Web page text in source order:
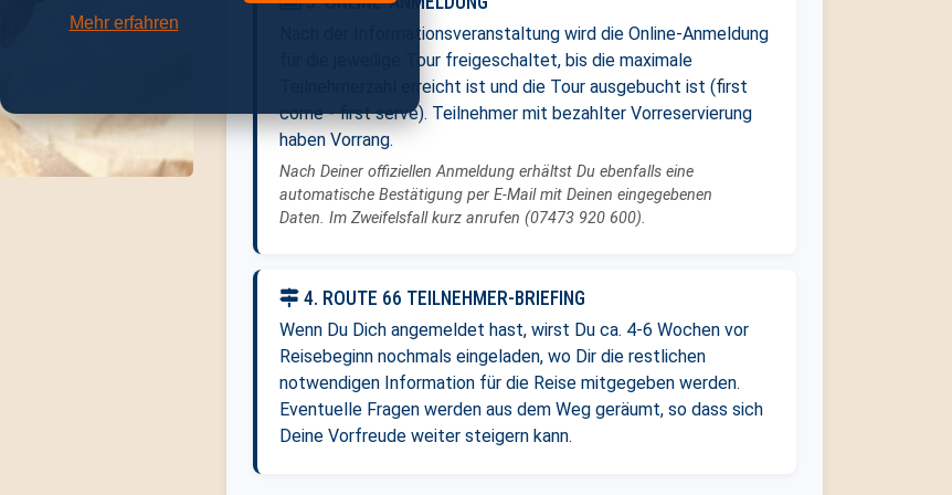
Mehr erfahren
Nach der Informationsveranstaltung wird die Online-Anmeldung
für die jeweilige Tour freigeschaltet, bis die maximale
Teilnehmerzahl erreicht ist und die Tour ausgebucht ist (first
come - first serve). Teilnehmer mit bezahlter Vorreservierung
haben Vorrang.
Nach Deiner offiziellen Anmeldung erhältst Du ebenfalls eine
automatische Bestätigung per E-Mail mit Deinen eingegebenen
Daten. Im Zweifelsfall kurz anrufen (07473 920 600).
4. ROUTE 66 TEILNEHMER-BRIEFING
Wenn Du Dich angemeldet hast, wirst Du ca. 4-6 Wochen vor
Reisebeginn nochmals eingeladen, wo Dir die restlichen
notwendigen Information für die Reise mitgegeben werden.
Eventuelle Fragen werden aus dem Weg geräumt, so dass sich
Deine Vorfreude weiter steigern kann.